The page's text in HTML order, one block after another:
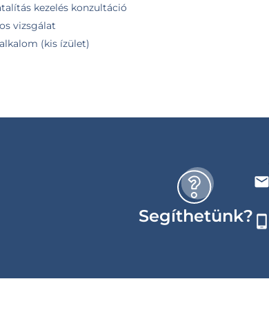
kezelés konzultáció
vizsgálat
(kis ízület)
Segíthetünk?